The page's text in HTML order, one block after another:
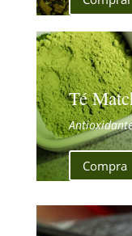
Té
Compra